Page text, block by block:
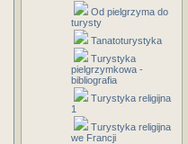
Od pielgrzyma do
turysty
Tanatoturystyka
Turystyka
pielgrzymkowa -
bibliografia
Turystyka religijna
1
Turystyka religijna
we Francji